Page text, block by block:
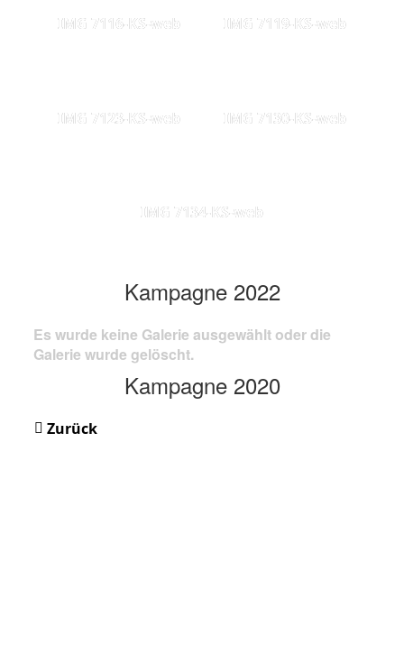
IMG 7116-KS-web IMG 7119-KS-web
IMG 7123-KS-web IMG 7130-KS-web
IMG 7134-KS-web
Kampagne 2022
Es wurde keine Galerie ausgewählt oder die
Galerie wurde gelöscht.
Kampagne 2020
Zurück